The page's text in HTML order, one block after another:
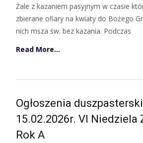
Żale z kazaniem pasyjnym w czasie
zbierane ofiary na kwiaty do Bożego
nich msza św. bez kazania. Podczas
Read More…
Ogłoszenia
15.02.2026r. VI Niedziela
Rok A